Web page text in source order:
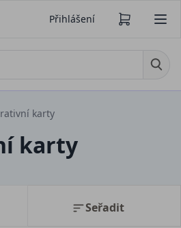
Přihlášení
karty
karty
Seřadit